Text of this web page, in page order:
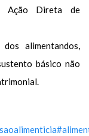
Ação Direta de
alimentandos,
básico não